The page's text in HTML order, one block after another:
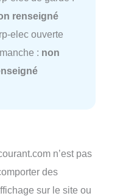
renseigné
elec ouverte
: non
n’est pas
des
sur le site ou